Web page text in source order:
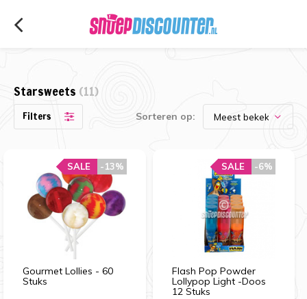
Starsweets (11)
Filters Sorteren op:
Gourmet Lollies - 60
Stuks
-13%
SALE
Flash Pop Powder
Lollypop Light -Doos
12 Stuks
-6%
SALE